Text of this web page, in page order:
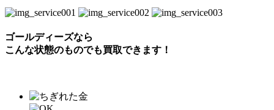
ゴールディーズなら
こんな状態のものでも買取できます！